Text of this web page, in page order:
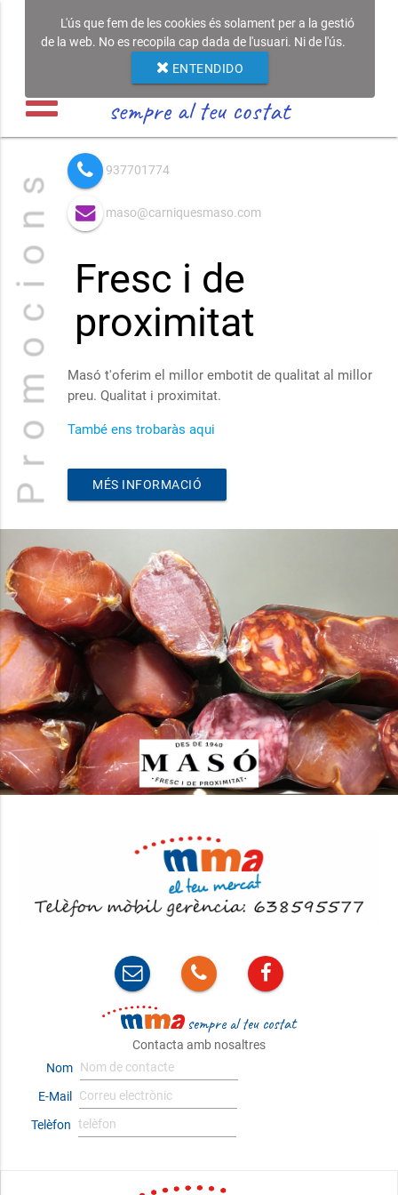
L'ús que fem de les cookies és solament per a la gestió
de la web. No es recopila cap dada de l'usuari. Ni de l'ús.
ENTENDIDO
sempre al teu costat
P r o m o c i o n s
937701774
maso@carniquesmaso.com
Fresc i de
proximitat
Masó t'oferim el millor embotit de qualitat al millor
preu. Qualitat i proximitat.
També ens trobaràs aqui
MÉS INFORMACIÓ
sempre al teu costat
Contacta amb nosaltres
Nom
E-Mail
Telèfon